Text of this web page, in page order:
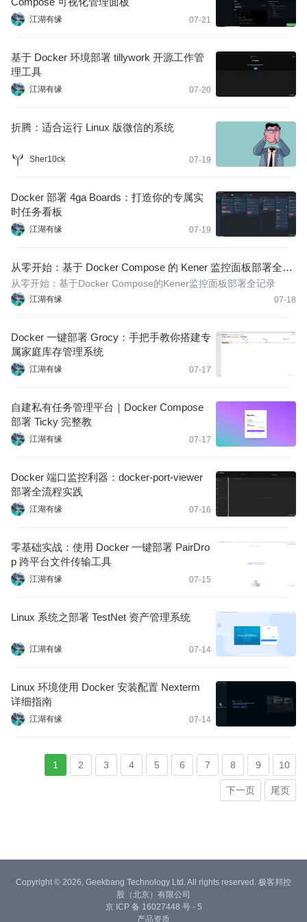
江湖有缘 07-21
基于 Docker 环境部署 tillywork 开源工作管
理工具
江湖有缘 07-20
折腾：适合运行 Linux 版微信的系统
Sher10ck 07-19
Docker 部署 4ga Boards：打造你的专属实
时任务看板
江湖有缘 07-19
从零开始：基于 Docker Compose 的 Kener 监控面板部署全记
录
江湖有缘 07-18
从零开始：基于Docker Compose的Kener监控面板部署全记录
Docker 一键部署 Grocy：手把手教你搭建专
属家庭库存管理系统
江湖有缘 07-17
自建私有任务管理平台｜Docker Compose
部署 Ticky 完整教
江湖有缘 07-17
Docker 端口监控利器：docker-port-viewer
部署全流程实践
江湖有缘 07-16
零基础实战：使用 Docker 一键部署 PairDro
p 跨平台文件传输工具
江湖有缘 07-15
Linux 系统之部署 TestNet 资产管理系统
江湖有缘 07-14
Linux 环境使用 Docker 安装配置 Nexterm
详细指南
江湖有缘 07-14
1 2 3 4 5 6 7 8 9 10
下一页 尾页
Copyright © 2026, Geekbang Technology Ltd. All rights reserved. 极客邦控
股（北京）有限公司
京 ICP 备 16027448 号 - 5
产品资质